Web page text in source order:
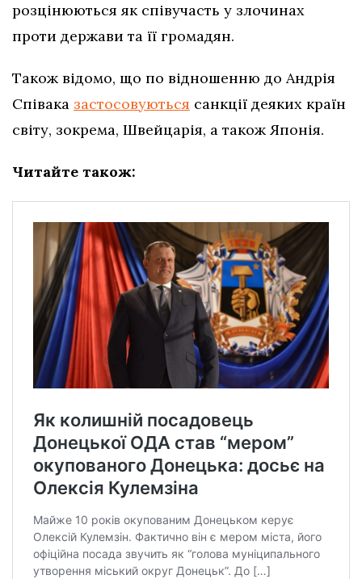
розцінюються як співучасть у злочинах
проти держави та її громадян.
Також відомо, що по відношенню до Андрія
Співака застосовуються санкції деяких країн
світу, зокрема, Швейцарія, а також Японія.
Читайте також: